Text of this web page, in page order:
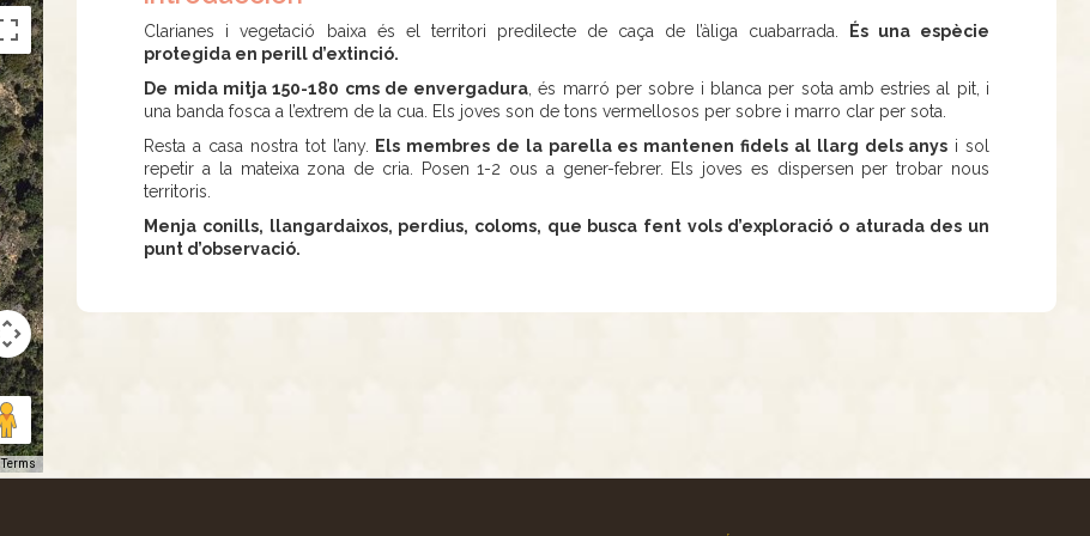
Terms
Clarianes i vegetació baixa és el territori predilecte de caça de l’àliga cuabarrada.
És una espècie
protegida en perill d’extinció.
De mida mitja 150-180 cms de envergadura , és marró per sobre i blanca per sota amb estries al pit, i
una banda fosca a l’extrem de la cua. Els joves son de tons vermellosos per sobre i marro clar per sota.
Resta a casa nostra tot l’any.
Els membres de la parella es mantenen fidels al llarg dels anys i sol
repetir a la mateixa zona de cria. Posen 1-2 ous a gener-febrer. Els joves es dispersen per trobar nous
territoris.
Menja conills, llangardaixos, perdius, coloms, que busca fent vols d’exploració o aturada des un
punt d’observació.